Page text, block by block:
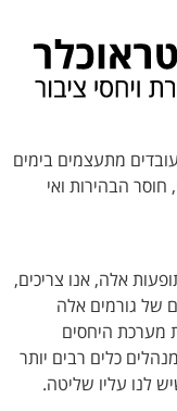
מתעצמים בימים
הבהירות ואי
אלה, אנו צריכים,
של גורמים אלה
מערכת היחסים
כלים רבים יותר
לנו עליו שליטה.